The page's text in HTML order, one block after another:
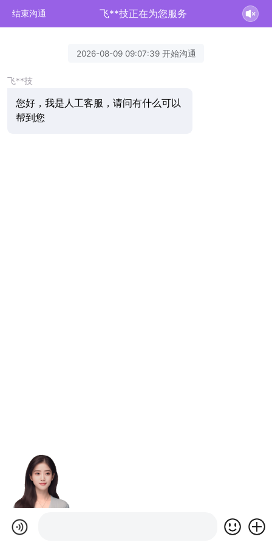
结束沟通 飞**技正在为您服务
2026-08-09 09:07:39 开始沟通
飞**技
您好，我是人工客服，请问有什么可以
帮到您